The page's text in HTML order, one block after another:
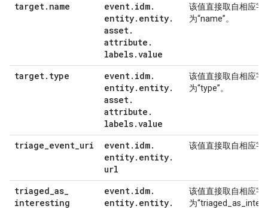
target. name event. idm.
entity. entity.
asset.
attribute .
labels.value
该值直接取自相应字
为“name”。
target. type event. idm.
entity. entity.
asset.
attribute .
labels.value
该值直接取自相应字
为“type”。
triage_event_uri event. idm.
entity. entity.
url
该值直接取自相应字
triaged_as_
interesting
event. idm.
entity. entity.
该值直接取自相应字
为